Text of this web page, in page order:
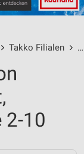
Takko Filialen
2-10